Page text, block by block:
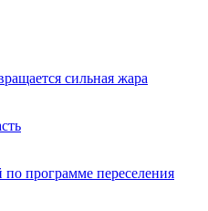
сильная жара
программе переселения